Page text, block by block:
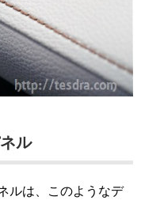
ル
ルは、このようなデ